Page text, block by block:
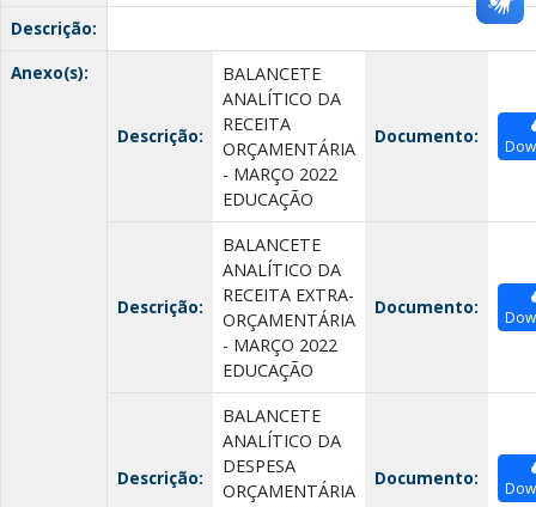
Descrição:
Anexo(s):
Descrição:
BALANCETE
ANALÍTICO DA
RECEITA
ORÇAMENTÁRIA
- MARÇO 2022
EDUCAÇÃO
Documento:
Descrição:
BALANCETE
ANALÍTICO DA
RECEITA EXTRA-
ORÇAMENTÁRIA
- MARÇO 2022
EDUCAÇÃO
Documento:
Descrição:
BALANCETE
ANALÍTICO DA
DESPESA
ORÇAMENTÁRIA
Documento: